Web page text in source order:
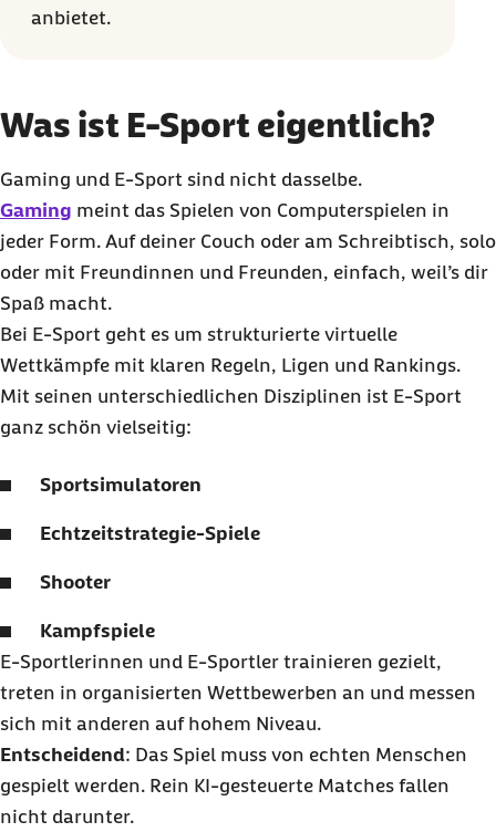
anbietet.
Was ist E-Sport eigentlich?
Gaming und E-Sport sind nicht dasselbe.
Gaming meint das Spielen von Computerspielen in
jeder Form. Auf deiner Couch oder am Schreibtisch, solo
oder mit Freundinnen und Freunden, einfach, weil’s dir
Spaß macht.
Bei E-Sport geht es um strukturierte virtuelle
Wettkämpfe mit klaren Regeln, Ligen und Rankings.
Mit seinen unterschiedlichen Disziplinen ist E-Sport
ganz schön vielseitig:
Sportsimulatoren
Echtzeitstrategie-Spiele
Shooter
Kampfspiele
E-Sportlerinnen und E-Sportler trainieren gezielt,
treten in organisierten Wettbewerben an und messen
sich mit anderen auf hohem Niveau.
Entscheidend: Das Spiel muss von echten Menschen
gespielt werden. Rein KI-gesteuerte Matches fallen
nicht darunter.